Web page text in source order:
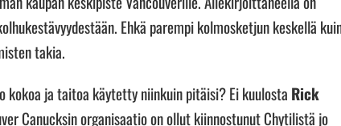
Ehkä parempi kolmosketjun keskellä
takia.
kokoa ja taitoa käytetty niinkuin pitäisi? Ei kuulosta Rick
Canucksin organisaatio on ollut kiinnostunut Chytilistä jo